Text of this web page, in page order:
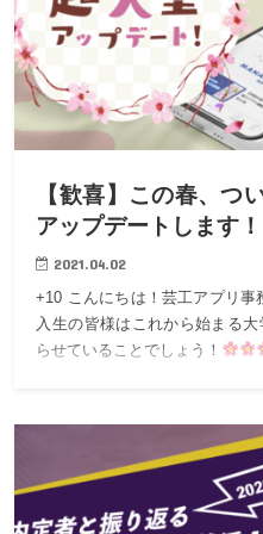
【歓喜】この春、つ
アップデートします！
2021.04.02
+10 こんにちは！芸工アプリ
入生の皆様はこれから始まる
らせていることでしょう！